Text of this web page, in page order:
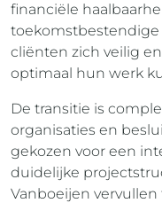
financiële
toekomstbestendige
cliënten zich veilig
optimaal hun werk
De transitie is
organisaties en
gekozen voor een
duidelijke
Vanboeijen